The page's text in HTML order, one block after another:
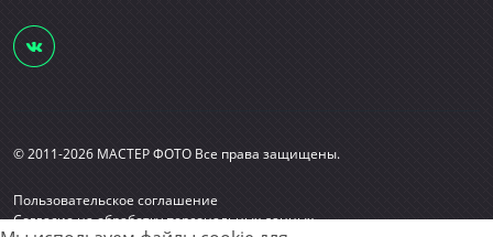
© 2011-2026 МАСТЕР ФОТО Все права защищены.
Пользовательское соглашение
Согласие на обработку персональных данных